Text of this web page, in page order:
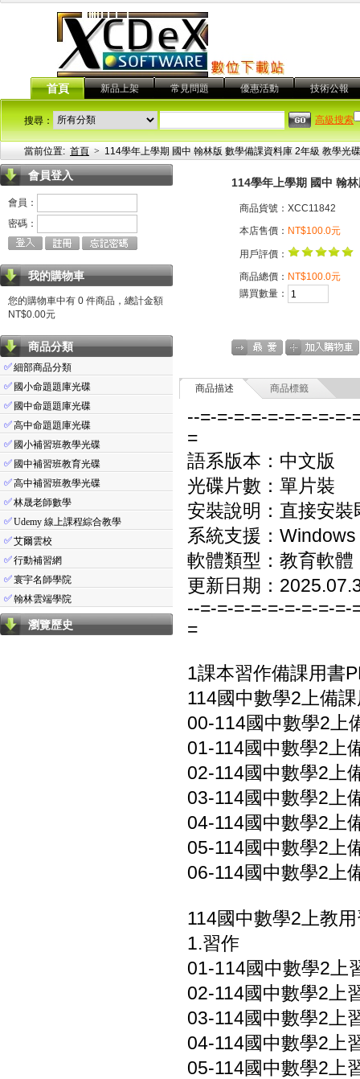
首頁 新品上架 常見問題 優惠活動 技術公報
搜尋： 高級搜索
當前位置: 首頁 > 114學年上學期 國中 翰林版 數學備課資料庫 2年級 教學光
會員登入
會員：
密碼：
我的購物車
您的購物車中有 0 件商品，總計金額
NT$0.00元
商品分類
✅細部商品分類
✅ 國小命題題庫光碟
✅ 國中命題題庫光碟
✅高中命題題庫光碟
✅ 國小補習班教學光碟
✅ 國中補習班教育光碟
✅高中補習班教學光碟
✅林晟老師數學
✅Udemy 線上課程綜合教學
✅艾爾雲校
✅行動補習網
✅寰宇名師學院
✅翰林雲端學院
瀏覽歷史
114學年上學期 國中 翰
商品貨號：XCC11842
本店售價： NT$100.0元
用戶評價：
商品總價： NT$100.0元
購買數量：
商品描述 商品標籤
--=-=-=-=-=-=-=-=-=-
=
語系版本：中文版
光碟片數：單片裝
安裝說明：直接安裝
系統支援：
軟體類型：教育軟體
更新日期：
--=-=-=-=-=-=-=-=-=-
=
1課本習作備課用書
114國中數學2上備
00-114國中數學2上
01-114國中數學2上
02-114國中數學2上
03-114國中數學2上
04-114國中數學2上
05-114國中數學2上
06-114國中數學2上
114國中數學2上教
1.習作
01-114國中數學2上
02-114國中數學2上
03-114國中數學2上
04-114國中數學2上
05-114國中數學2上